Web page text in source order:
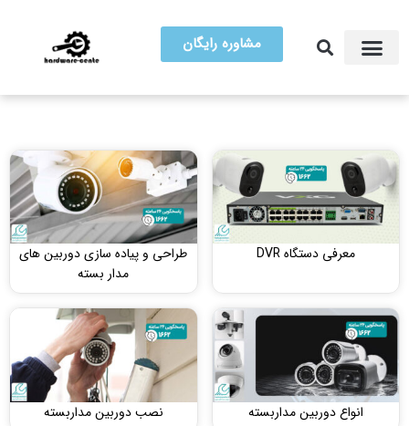
مشاوره رایگان
معرفی دستگاه DVR
طراحی و پیاده سازی دوربین های
مدار بسته
انواع دوربین مداربسته نصب دوربین مداربسته